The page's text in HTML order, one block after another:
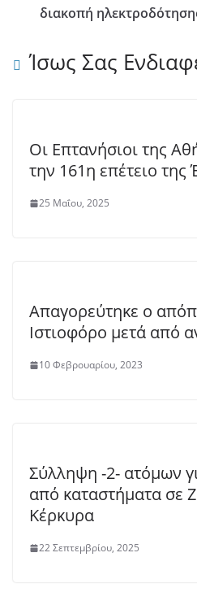
διακοπή
Ίσως Σας
Οι Επτανήσιοι της
την 161η επέτειο της
25 Μαΐου, 2025
Απαγορεύτηκε ο
Ιστιοφόρο μετά από
10 Φεβρουαρίου, 2023
Σύλληψη -2- ατόμων
από καταστήματα σε
Κέρκυρα
22 Σεπτεμβρίου, 2025